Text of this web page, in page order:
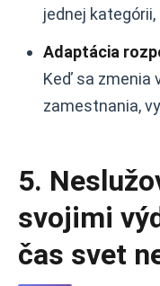
jednej
Adaptácia
Keď sa zmenia
zamestnania,
5.
svojimi
čas svet